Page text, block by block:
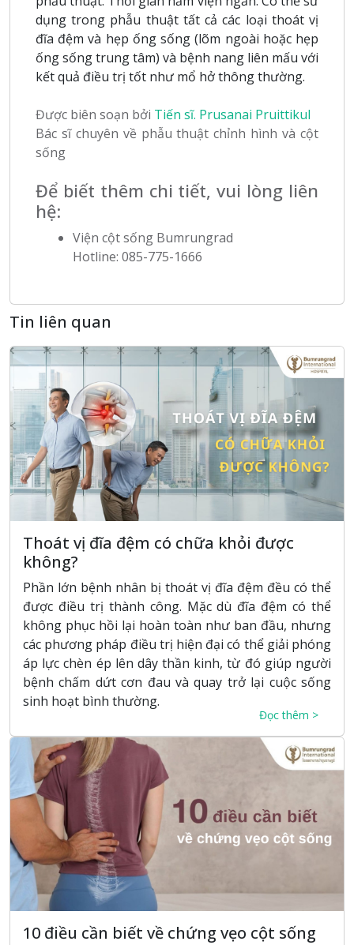
dụng trong phẫu thuật tất cả các loại thoát vị
đĩa đệm và hẹp ống sống (lõm ngoài hoặc hẹp
ống sống trung tâm) và bệnh nang liên mấu với
kết quả điều trị tốt như mổ hở thông thường.
Được biên soạn bởi Tiến sĩ. Prusanai Pruittikul
Bác sĩ chuyên về phẫu thuật chỉnh hình và cột
sống
Để biết thêm chi tiết, vui lòng liên
hệ:
Viện cột sống Bumrungrad
Hotline: 085-775-1666
Tin liên quan
Thoát vị đĩa đệm có chữa khỏi được
không?
Phần lớn bệnh nhân bị thoát vị đĩa đệm đều có thể
được điều trị thành công. Mặc dù đĩa đệm có thể
không phục hồi lại hoàn toàn như ban đầu, nhưng
các phương pháp điều trị hiện đại có thể giải phóng
áp lực chèn ép lên dây thần kinh, từ đó giúp người
bệnh chấm dứt cơn đau và quay trở lại cuộc sống
sinh hoạt bình thường.
Đọc thêm >
10 điều cần biết về chứng vẹo cột sống